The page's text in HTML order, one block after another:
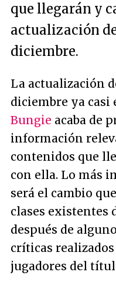
que llegarán y
actualización
diciembre.
La actualización
diciembre ya casi
Bungie acaba de
información
contenidos que
con ella. Lo más
será el cambio
clases existentes
después de
críticas
jugadores del